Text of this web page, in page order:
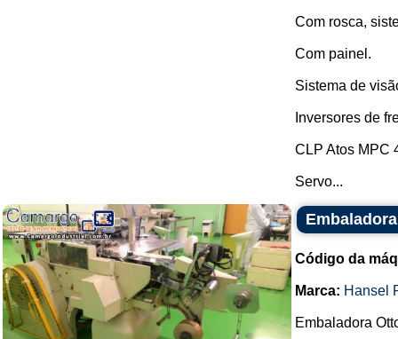
Com rosca,
Com painel.
Sistema de
Inversores de
CLP Atos MPC
Servo...
Código da
Marca: Hansel
Embaladora